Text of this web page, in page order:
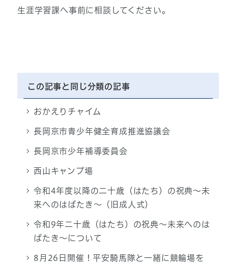
生涯学習課へ事前に相談してください。
この記事と同じ分類の記事
おかえりチャイム
長岡京市青少年健全育成推進協議会
長岡京市少年補導委員会
西山キャンプ場
令和4年度以降の二十歳（はたち）の祝典～未
来へのはばたき～（旧成人式）
令和9年二十歳（はたち）の祝典～未来へのは
ばたき～について
8月26日開催！平安騎馬隊と一緒に競輪場を